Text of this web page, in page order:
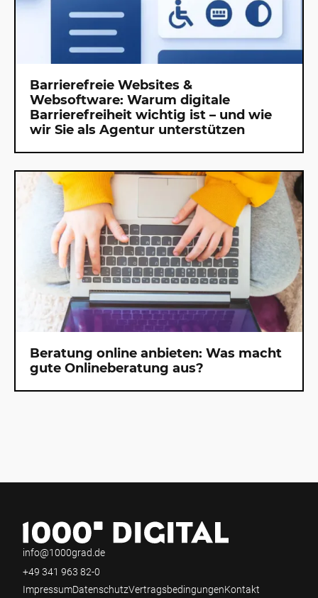
Barrierefreie Websites &
Websoftware: Warum digitale
Barrierefreiheit wichtig ist – und wie
wir Sie als Agentur unterstützen
Beratung online anbieten: Was macht
gute Onlineberatung aus?
info@1000grad.de
+49 341 963 82-0
ImpressumDatenschutzVertragsbedingungenKontakt